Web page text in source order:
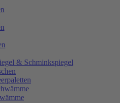
& Schminkspiegel